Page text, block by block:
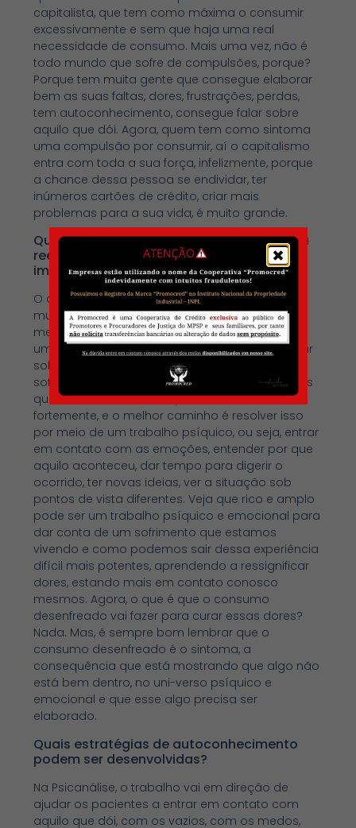
capitalista, que tem como máxima o consumir
excessivamente e sem que haja uma real
necessidade de consumo. Mais uma vez, não é
todo mundo que sofre de compulsões, porque?
Porque tem muita gente que consegue elaborar
bem as suas faltas, dores, frustrações, perdas,
tem autoconhecimento, consegue falar sobre
aquilo que dói. Agora, quem tem como sintoma
uma compulsão por consumir, aí o capitalismo
entra com toda a sua força, infelizmente, porque
a chance dessa pessoa se endividar, ter
inúmeros cartões de crédito, criar mais
problemas para a sua vida, é muito grande.
Quais desafios devem ser encarados para
reeducar-se para evitar compras
impulsivas e des-necessárias?
O que eu vejo como psicanalista é que para
muitos é difícil entrar em contato consigo
mesmo, ganhar autoconhecimento, sustentar
uma terapia para saber mais de si mesmo, falar
sobre aquilo que dói e elaborar e transformar o
sofrimento. Viver não é fácil, muitas vezes, temos
que lidar com desafios que nos marcam
fortemente, e o melhor caminho é resolver isso
por meio de um trabalho psíquico, ou seja, entrar
em contato com as emoções, entender por que
aquilo aconteceu, dar tempo para digerir o
ocorrido, ter novas ideias, ver a situação sob
pontos de vista diferentes. Veja que rico e amplo
pode ser um trabalho psíquico e emocional para
dar conta de um sofrimento que estamos
vivendo e como podemos sair dessa experiência
difícil mais potentes, aprendendo a ressignificar
dores, estando mais em contato conosco
mesmos. Agora, o que é que o consumo
desenfreado vai fazer para curar essas dores?
Nada. Mas, é sempre bom lembrar que o
consumo desenfreado é o sintoma, a
consequência que está mostrando que algo não
está bem dentro, no uni-verso psíquico e
emocional e que esse algo precisa ser
elaborado.
Quais estratégias de autoconhecimento
podem ser desenvolvidas?
Na Psicanálise, o trabalho vai em direção de
ajudar os pacientes a entrar em contato com
aquilo que dói, com os vazios, com os medos,